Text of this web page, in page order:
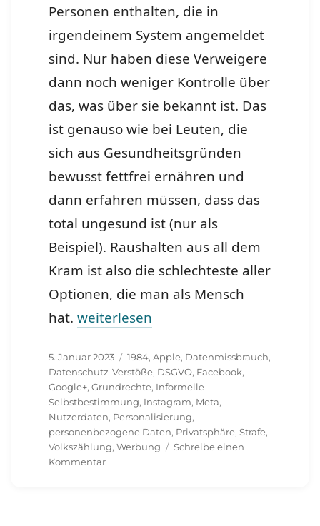
Personen enthalten, die in
irgendeinem System angemeldet
sind. Nur haben diese Verweigere
dann noch weniger Kontrolle über
das, was über sie bekannt ist. Das
ist genauso wie bei Leuten, die
sich aus Gesundheitsgründen
bewusst fettfrei ernähren und
dann erfahren müssen, dass das
total ungesund ist (nur als
Beispiel). Raushalten aus all dem
Kram ist also die schlechteste aller
Optionen, die man als Mensch
hat.„Meta verstösst gegen EU-
weiterlesen
Veröffentlicht
am
5. Januar 2023 Schlagwörter
1984,Apple, Datenmissbrauch,
Datenschutz-Verstöße, DSGVO, Facebook,
Google+,Grundrechte, Informelle
Selbstbestimmung, Instagram, Meta,
Nutzerdaten, Personalisierung,
personenbezogene Daten, Privatsphäre,Strafe,
Volkszählung,Werbung
Schreibe einen
Kommentarzu